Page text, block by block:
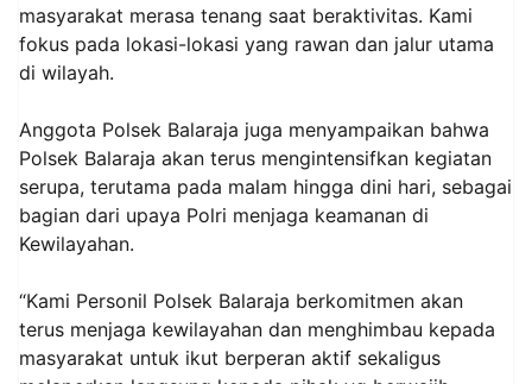
masyarakat merasa tenang saat beraktivitas. Kami
fokus pada lokasi-lokasi yang rawan dan jalur utama
di wilayah.
‎Anggota Polsek Balaraja juga menyampaikan bahwa
Polsek Balaraja akan terus mengintensifkan kegiatan
serupa, terutama pada malam hingga dini hari, sebagai
bagian dari upaya Polri menjaga keamanan di
Kewilayahan.
‎“Kami Personil Polsek Balaraja berkomitmen akan
terus menjaga kewilayahan dan menghimbau kepada
masyarakat untuk ikut berperan aktif sekaligus